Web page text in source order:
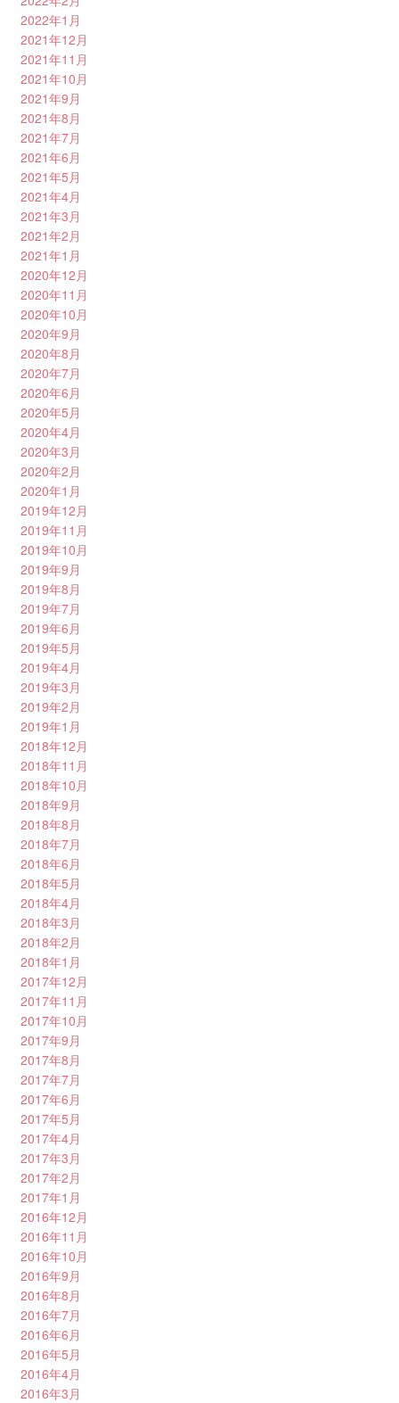
2022年1月
2021年12月
2021年11月
2021年10月
2021年9月
2021年8月
2021年7月
2021年6月
2021年5月
2021年4月
2021年3月
2021年2月
2021年1月
2020年12月
2020年11月
2020年10月
2020年9月
2020年8月
2020年7月
2020年6月
2020年5月
2020年4月
2020年3月
2020年2月
2020年1月
2019年12月
2019年11月
2019年10月
2019年9月
2019年8月
2019年7月
2019年6月
2019年5月
2019年4月
2019年3月
2019年2月
2019年1月
2018年12月
2018年11月
2018年10月
2018年9月
2018年8月
2018年7月
2018年6月
2018年5月
2018年4月
2018年3月
2018年2月
2018年1月
2017年12月
2017年11月
2017年10月
2017年9月
2017年8月
2017年7月
2017年6月
2017年5月
2017年4月
2017年3月
2017年2月
2017年1月
2016年12月
2016年11月
2016年10月
2016年9月
2016年8月
2016年7月
2016年6月
2016年5月
2016年4月
2016年3月